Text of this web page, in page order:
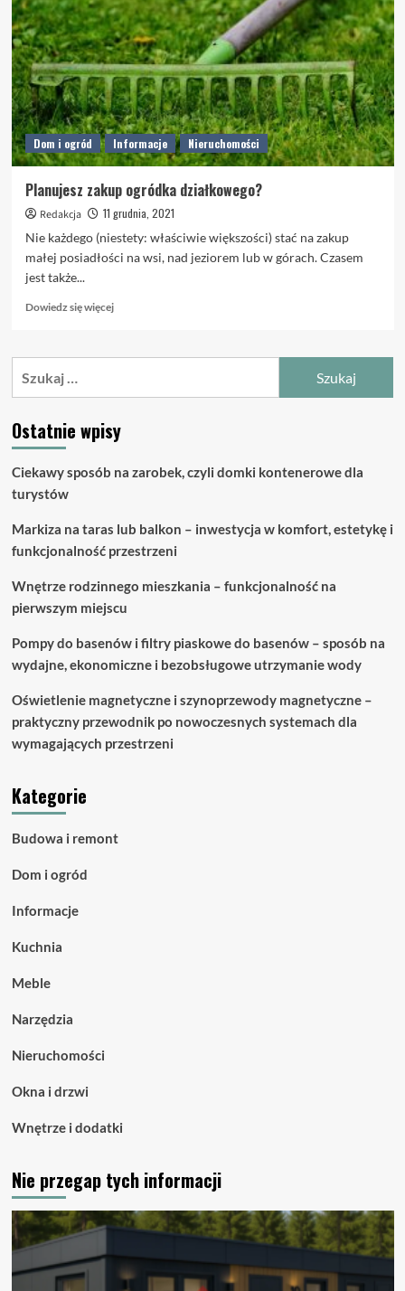
w
biurze
Dom i ogród Informacje Nieruchomości
Planujesz zakup ogródka działkowego?
Redakcja
11 grudnia, 2021
Nie każdego (niestety: właściwie większości) stać na zakup
małej posiadłości na wsi, nad jeziorem lub w górach. Czasem
jest także...
Dowiedz się więcejDowiedz
o
działkowego?
Ostatnie wpisy
Ciekawy sposób na zarobek, czyli domki kontenerowe dla
turystów
Markiza na taras lub balkon – inwestycja w komfort, estetykę i
funkcjonalność przestrzeni
Wnętrze rodzinnego mieszkania – funkcjonalność na
pierwszym miejscu
Pompy do basenów i filtry piaskowe do basenów – sposób na
wydajne, ekonomiczne i bezobsługowe utrzymanie wody
Oświetlenie magnetyczne i szynoprzewody magnetyczne –
praktyczny przewodnik po nowoczesnych systemach dla
wymagających przestrzeni
Kategorie
Budowa i remont
Dom i ogród
Informacje
Kuchnia
Meble
Narzędzia
Nieruchomości
Okna i drzwi
Wnętrze i dodatki
Nie przegap tych informacji